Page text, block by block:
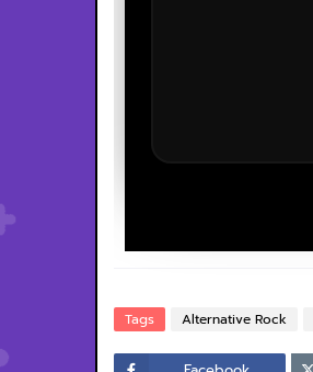
Tags Alternative Rock